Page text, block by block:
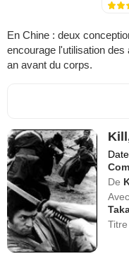
En Chine : deux
encourage l'utilisation
an avant du corps.
De
Avec